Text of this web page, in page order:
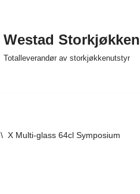
Westad Storkjøkken
Totalleverandør av storkjøkkenutstyr
\ X Multi-glass 64cl Symposium